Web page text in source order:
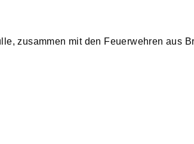
zusammen mit den Feuerwehren aus